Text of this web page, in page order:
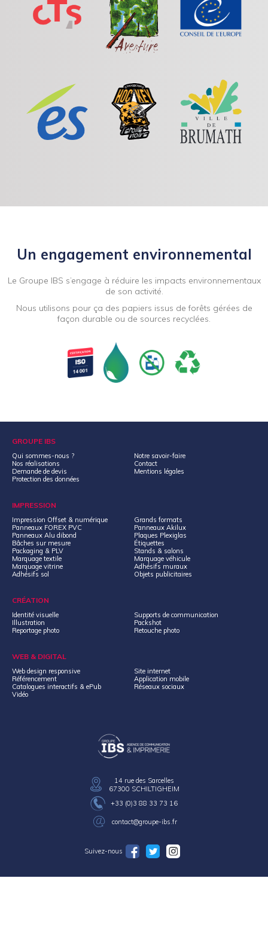
Un engagement environnemental
Le Groupe IBS s’engage à réduire les impacts environnementaux
de son activité.
Nous utilisons pour ça des papiers issus de forêts gérées de
façon durable ou de sources recyclées.
14 rue des Sarcelles
67300 SCHILTIGHEIM
contact@groupe-ibs.fr
Suivez-nous
GROUPE IBS
Qui sommes-nous ?
Notre savoir-faire
Nos réalisations
Contact
Demande de devis
Mentions légales
Protection des données
IMPRESSION
Impression Offset & numérique
Grands formats
Panneaux FOREX PVC
Panneaux Akilux
Panneaux Alu dibond
Plaques Plexiglas
Bâches sur mesure
Étiquettes
Packaging & PLV
Stands & salons
Marquage textile
Marquage véhicule
Marquage vitrine
Adhésifs muraux
Adhésifs sol
Objets publicitaires
CRÉATION
Identité visuelle
Supports de communication
Illustration
Packshot
Reportage photo
Retouche photo
WEB & DIGITAL
Web design responsive
Site internet
Référencement
Application mobile
Catalogues interactifs & ePub
Réseaux sociaux
Vidéo